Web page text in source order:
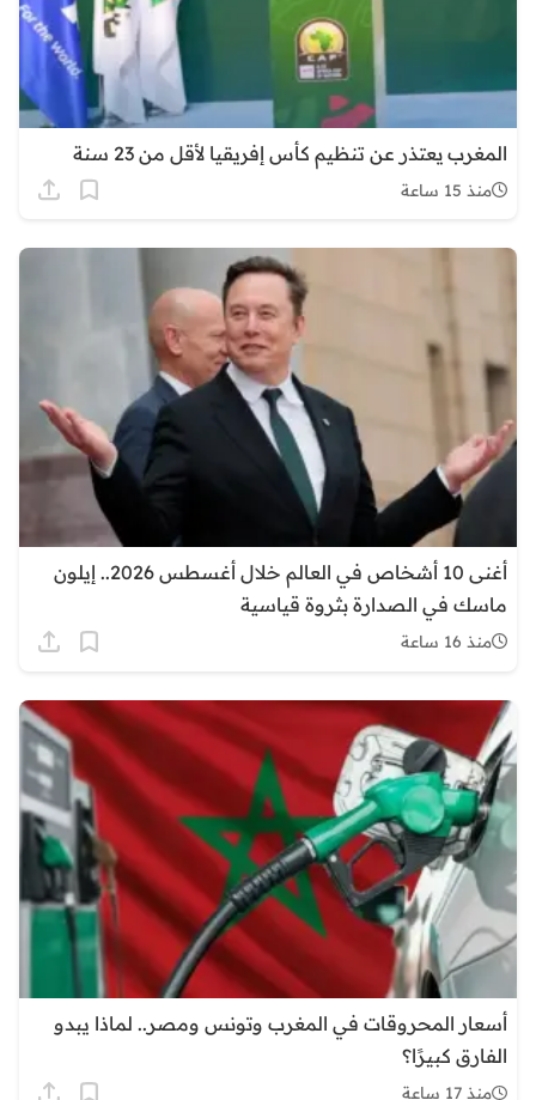
المغرب يعتذر عن تنظيم كأس إفريقيا لأقل من 23 سنة
منذ 15 ساعة
أغنى 10 أشخاص في العالم خلال أغسطس 2026.. إيلون
ماسك في الصدارة بثروة قياسية
منذ 16 ساعة
أسعار المحروقات في المغرب وتونس ومصر.. لماذا يبدو
الفارق كبيرًا؟
منذ 17 ساعة